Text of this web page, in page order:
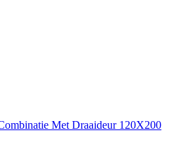
Met Draaideur 120X200